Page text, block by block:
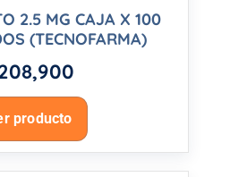
2.5 MG CAJA X 100
(TECNOFARMA)
producto